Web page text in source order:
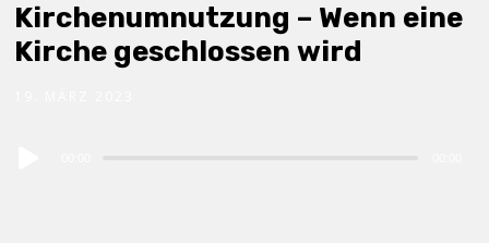
Kirchenumnutzung – Wenn eine
Kirche geschlossen wird